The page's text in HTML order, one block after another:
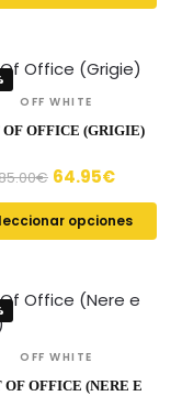
OFF WHITE
OF OFFICE (GRIGIE)
€ 64.95€
opciones
OFF WHITE
OF OFFICE (NERE E